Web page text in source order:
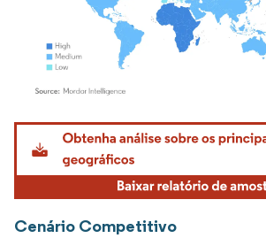
Imagem © Mordor Intelligence. O reuso requer
Cenário Competitivo